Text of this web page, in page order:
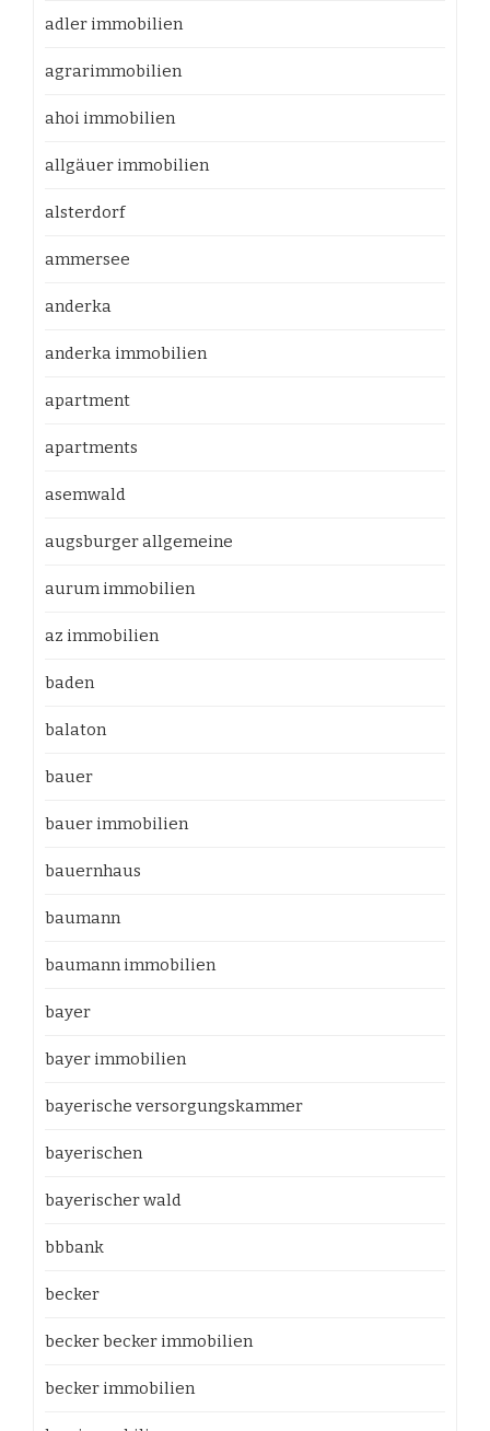
adler immobilien
agrarimmobilien
ahoi immobilien
allgäuer immobilien
alsterdorf
ammersee
anderka
anderka immobilien
apartment
apartments
asemwald
augsburger allgemeine
aurum immobilien
az immobilien
baden
balaton
bauer
bauer immobilien
bauernhaus
baumann
baumann immobilien
bayer
bayer immobilien
bayerische versorgungskammer
bayerischen
bayerischer wald
bbbank
becker
becker becker immobilien
becker immobilien